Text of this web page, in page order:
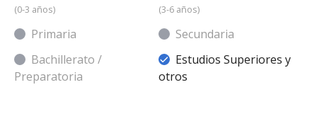
(0-3 años) (3-6 años)
Primaria
Secundaria
Bachillerato /
Preparatoria
Estudios Superiores y
otros